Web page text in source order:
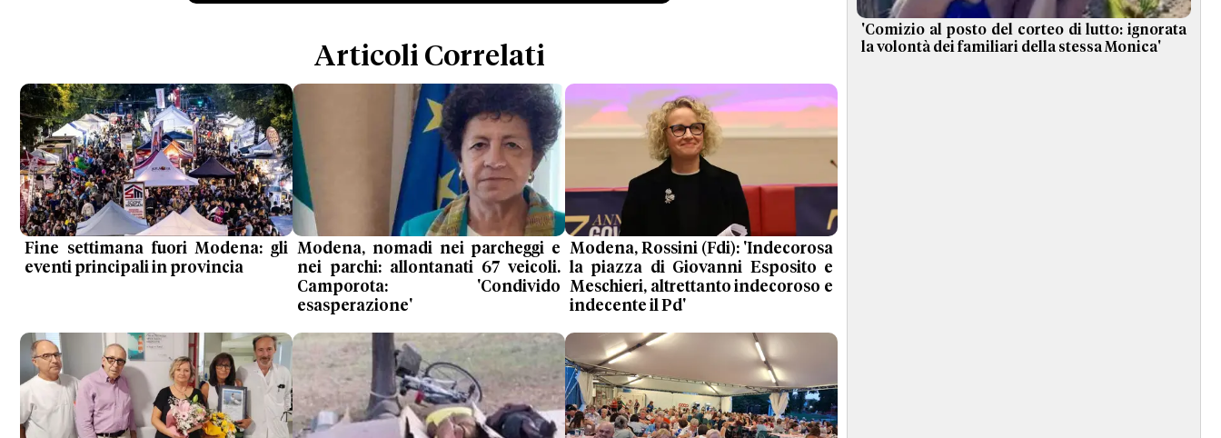
Articoli Correlati
Fine settimana fuori Modena: gli
eventi principali in provincia
Modena, nomadi nei parcheggi e
nei parchi: allontanati 67 veicoli.
Camporota: 'Condivido
esasperazione'
Modena, Rossini (Fdi): 'Indecorosa
la piazza di Giovanni Esposito e
Meschieri, altrettanto indecoroso e
indecente il Pd'
'Comizio al posto del corteo di lutto: ignorata
la volontà dei familiari della stessa Monica'